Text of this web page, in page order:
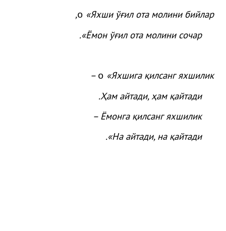
o «Яхши ўғил ота молини бийлар
,
Ёмон ўғил ота молини сочар
»
.
o «Яхшига қилсанг яхшилик –
Ҳам айтади, ҳам қайтади.
Ёмонга қилсанг яхшилик –
На айтади, на қайтади».